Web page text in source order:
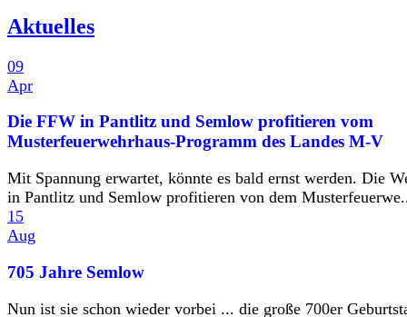
Aktuelles
09
Apr
Die FFW in Pantlitz und Semlow profitieren vom
Musterfeuerwehrhaus-Programm des Landes M-V
Mit Spannung erwartet, könnte es bald ernst werden. Die
in Pantlitz und Semlow profitieren von dem
15
Aug
705 Jahre Semlow
Nun ist sie schon wieder vorbei ... die große 700er